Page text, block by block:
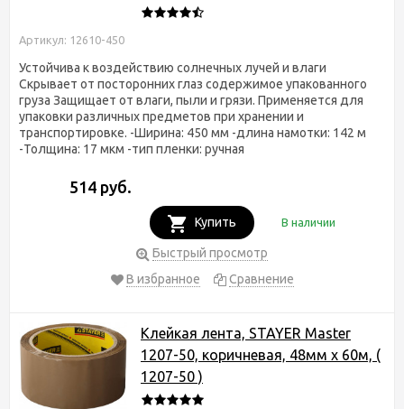
Артикул: 12610-450
Устойчива к воздействию солнечных лучей и влаги
Скрывает от посторонних глаз содержимое упакованного
груза Защищает от влаги, пыли и грязи. Применяется для
упаковки различных предметов при хранении и
транспортировке. -Ширина: 450 мм -длина намотки: 142 м
-Толщина: 17 мкм -тип пленки: ручная
514 руб.
Купить В наличии
Быстрый просмотр
В избранное
Сравнение
Клейкая лента, STAYER Master
1207-50, коричневая, 48мм х 60м, (
1207-50 )